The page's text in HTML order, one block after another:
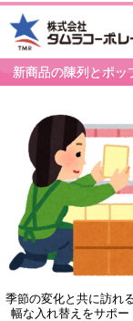
新商品の陳列とポッ
季節の変化と共に訪れ
幅な入れ替えをサポー